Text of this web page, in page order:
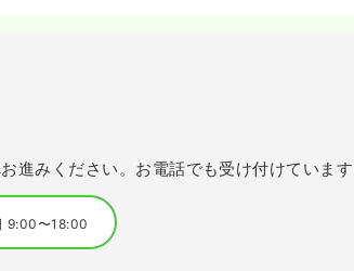
進みください。お電話でも受け付けていま
9:00〜18:00